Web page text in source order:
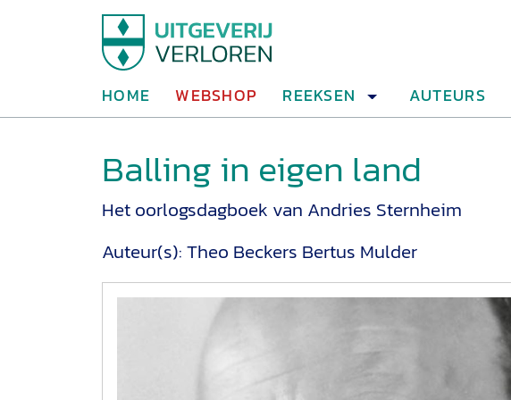
HOME WEBSHOP REEKSEN AUTEURS
Balling in eigen land
Het oorlogsdagboek van Andries Sternheim
Auteur(s):Theo Beckers Bertus Mulder